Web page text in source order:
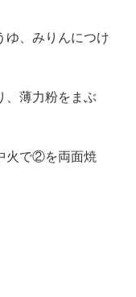
、みりんにつけ
薄力粉をまぶ
火で②を両面焼